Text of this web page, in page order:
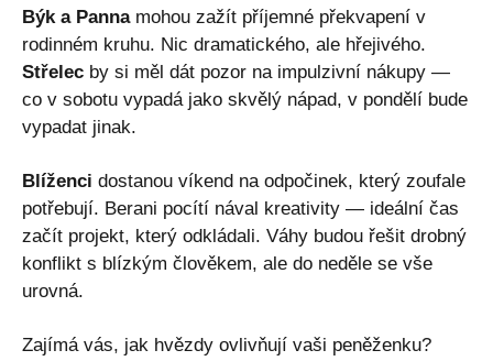
Býk a Pannamohou zažít příjemné překvapení v
rodinném kruhu. Nic dramatického, ale hřejivého.
Střelec by si měl dát pozor na impulzivní nákupy —
co v sobotu vypadá jako skvělý nápad, v pondělí bude
vypadat jinak.
Blíženci dostanou víkend na odpočinek, který zoufale
potřebují. Berani pocítí nával kreativity — ideální čas
začít projekt, který odkládali. Váhy budou řešit drobný
konflikt s blízkým člověkem, ale do neděle se vše
urovná.
Zajímá vás, jak hvězdy ovlivňují vaši peněženku?